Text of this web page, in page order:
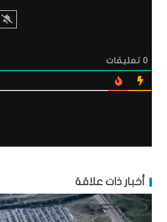
0 تعليقات
أخبار ذات علاقة